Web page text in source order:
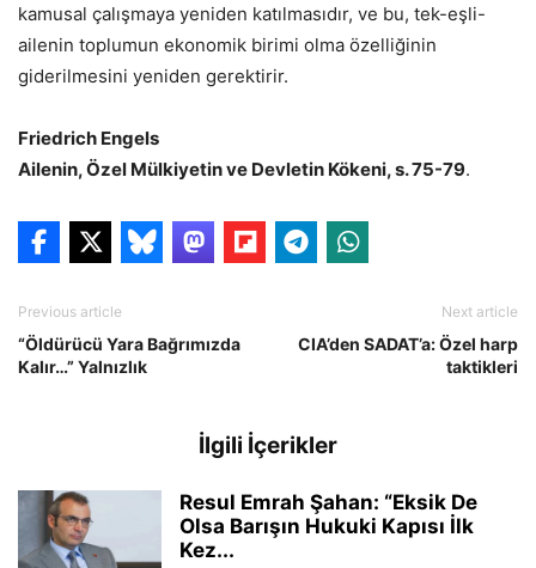
kamusal çalışmaya yeniden katılmasıdır, ve bu, tek-eşli-
ailenin toplumun ekonomik birimi olma özelliğinin
giderilmesini yeniden gerektirir.
Friedrich Engels
Ailenin, Özel Mülkiyetin ve Devletin Kökeni, s. 75-79.
Previous article
“Öldürücü Yara Bağrımızda
Kalır…” Yalnızlık
Next article
CIA’den SADAT’a: Özel harp
taktikleri
İlgili İçerikler
Resul Emrah Şahan: “Eksik De
Olsa Barışın Hukuki Kapısı İlk
Kez...